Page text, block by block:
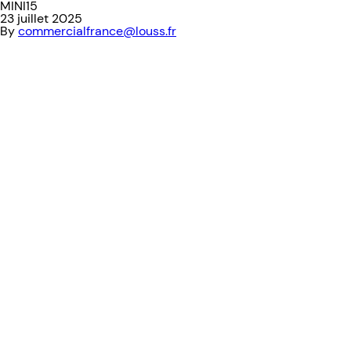
MINI15
23 juillet 2025
Bycommercialfrance@louss.fr